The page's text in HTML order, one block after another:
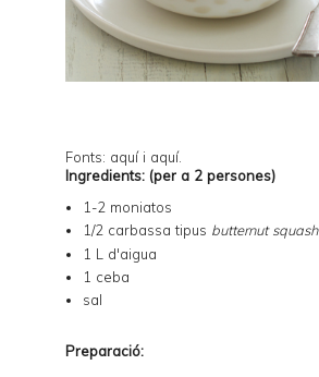
Fonts: aquíi aquí.
Ingredients: (per a 2 persones)
1-2 moniatos
1/2 carbassa tipus butternut squash
1 L d'aigua
1 ceba
sal
Preparació: